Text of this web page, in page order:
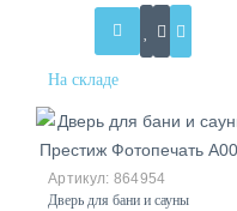
864954
Дверь для бани и сауны